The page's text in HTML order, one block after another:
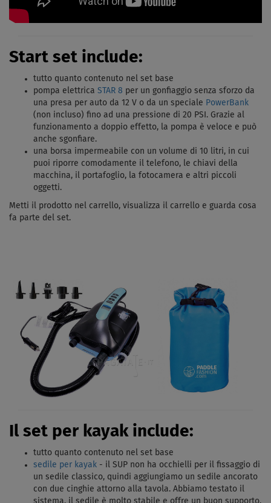
Start set include:
tutto quanto contenuto nel set base
pompa elettrica STAR 8 per un gonfiaggio senza sforzo da
una presa per auto da 12 V o da un speciale PowerBank
(non incluso) fino ad una pressione di 20 PSI. Grazie al
funzionamento a doppio effetto, la pompa è veloce e può
anche sgonfiare.
una borsa impermeabile con un volume di 10 litri, in cui
puoi riporre comodamente il telefono, le chiavi della
macchina, il portafoglio, la fotocamera e altri piccoli
oggetti.
Metti il ​​prodotto nel carrello, visualizza il carrello e guarda cosa
fa parte del set.
Il set per kayak include:
tutto quanto contenuto nel set base
sedile per kayak - il SUP non ha occhielli per il fissaggio di
un sedile classico, quindi aggiungiamo un sedile ancorato
con due cinghie attorno alla tavola. Abbiamo testato il
sistema, il sedile è molto stabile e offre un buon supporto.